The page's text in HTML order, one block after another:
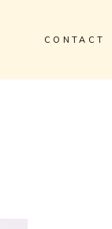
CONTACT